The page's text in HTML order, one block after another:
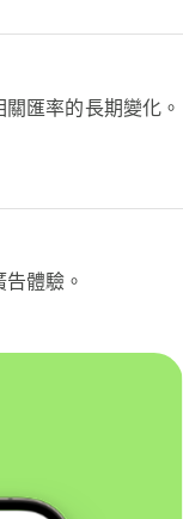
匯率的長期變化。
體驗。